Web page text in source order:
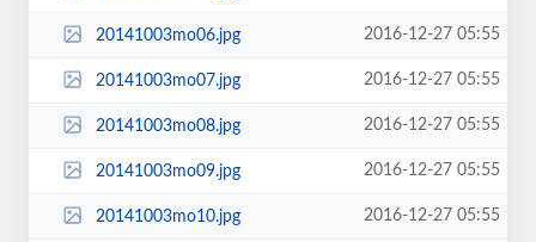
20141003mo06.jpg 2016-12-27 05:55
20141003mo07.jpg 2016-12-27 05:55
20141003mo08.jpg 2016-12-27 05:55
20141003mo09.jpg 2016-12-27 05:55
20141003mo10.jpg 2016-12-27 05:55